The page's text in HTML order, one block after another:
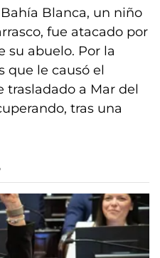
Blanca, un niño
fue atacado por
su abuelo. Por la
que le causó el
trasladado a Mar del
tras una